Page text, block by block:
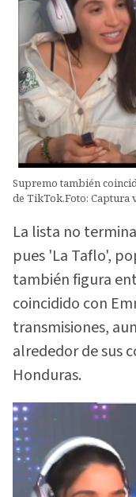
Supremo también
de TikTok.Foto: Captura
La lista no
pues 'La Taflo',
también figura
coincidido con
transmisiones,
alrededor de sus
Honduras.